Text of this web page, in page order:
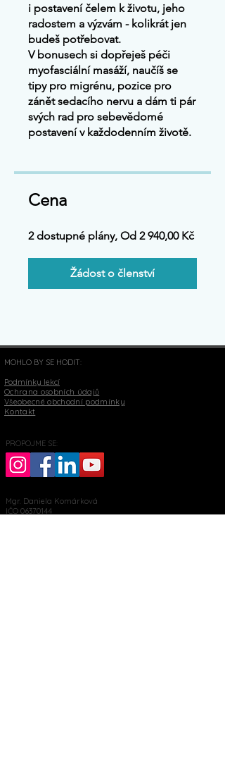
i postavení čelem k životu, jeho
radostem a výzvám - kolikrát jen
budeš potřebovat.
V bonusech si dopřeješ péči
myofasciální masáží, naučíš se
tipy pro migrénu, pozice pro
zánět sedacího nervu a dám ti pár
svých rad pro sebevědomé
postavení v každodenním životě.
Cena
2 dostupné plány, Od 2 940,00 Kč
Žádost o členství
MOHLO BY SE HODIT:
Podmínky lekcí
Ochrana osobních údajů
Všeobecné obchodní podmínky
Kontakt
PROPOJME SE:
Mgr. Daniela Komárková
IČO 06370144